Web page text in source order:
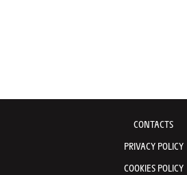
CONTACTS
PRIVACY POLICY
COOKIES POLICY